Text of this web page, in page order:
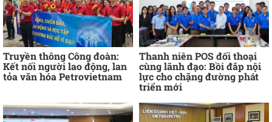
Truyền thông Công đoàn:
Kết nối người lao động, lan
tỏa văn hóa Petrovietnam
Thanh niên POS đối thoại
cùng lãnh đạo: Bồi đắp nội
lực cho chặng đường phát
triển mới